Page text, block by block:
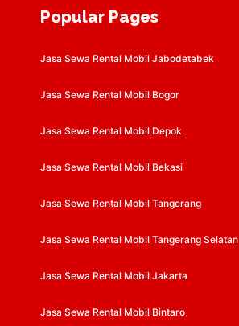
Popular Pages
Jasa Sewa Rental Mobil Jabodetabek
Jasa Sewa Rental Mobil Bogor
Jasa Sewa Rental Mobil Depok
Jasa Sewa Rental Mobil Bekasi
Jasa Sewa Rental Mobil Tangerang
Jasa Sewa Rental Mobil Tangerang Selatan
Jasa Sewa Rental Mobil Jakarta
Jasa Sewa Rental Mobil Bintaro